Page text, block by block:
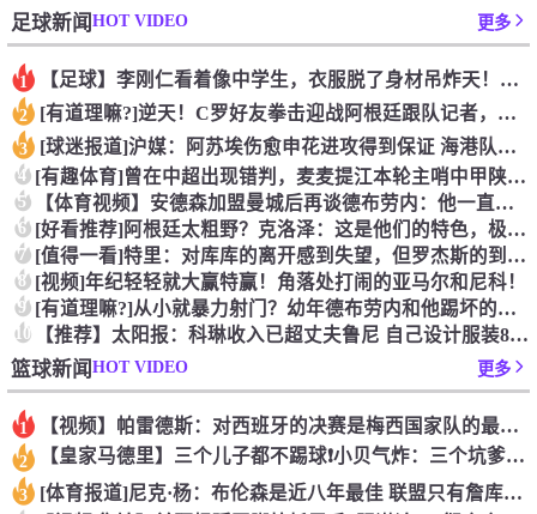
足球新闻HOT VIDEO 更多
1 【足球】李刚仁看着像中学生，衣服脱了身材吊炸天！怪不得对抗上
2 [有道理嘛?]逆天！C罗好友拳击迎战阿根廷跟队记者，C罗好友
3 [球迷报道]沪媒：阿苏埃伤愈申花进攻得到保证 海港队基本没有
4 [有趣体育]曾在中超出现错判，麦麦提江本轮主哨中甲陕西联合v
5 【体育视频】安德森加盟曼城后再谈德布劳内：他一直是我非常仰慕
6 [好看推荐]阿根廷太粗野？克洛泽：这是他们的特色，极其强调对
7 [值得一看]特里：对库库的离开感到失望，但罗杰斯的到来又让我
8 [视频]年纪轻轻就大赢特赢！角落处打闹的亚马尔和尼科！
9 [有道理嘛?]从小就暴力射门？幼年德布劳内和他踢坏的树篱！
10 【推荐】太阳报：科琳收入已超丈夫鲁尼 自己设计服装8岁儿子当
篮球新闻HOT VIDEO 更多
1 【视频】帕雷德斯：对西班牙的决赛是梅西国家队的最后一场比赛
2 【皇家马德里】三个儿子都不踢球❗️小贝气炸：三个坑爹货，只能
3 [体育报道]尼克·杨：布伦森是近八年最佳 联盟只有詹库杜能媲